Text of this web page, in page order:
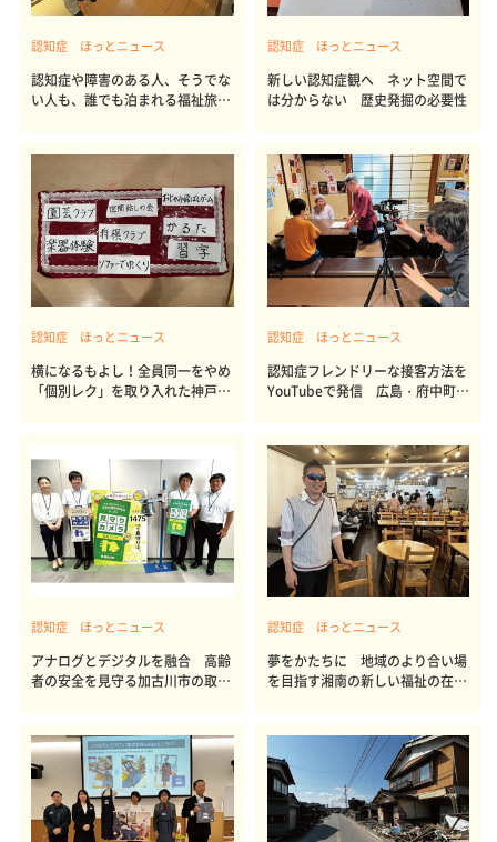
認知症 ほっとニュース
認知症や障害のある人、そうでな
い人も、誰でも泊まれる福祉旅
認知症 ほっとニュース
新しい認知症観へ ネット空間で
は分からない 歴史発掘の必要性
認知症 ほっとニュース
横になるもよし！全員同一をやめ
「個別レク」を取り入れた神戸の
認知症 ほっとニュース
認知症フレンドリーな接客方法を
YouTubeで発信 広島・府中町の
認知症 ほっとニュース
アナログとデジタルを融合 高齢
者の安全を見守る加古川市の取り
認知症 ほっとニュース
夢をかたちに 地域のより合い場
を目指す湘南の新しい福祉の在り